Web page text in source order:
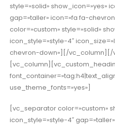
style=»solid» show_icon=»yes»
gap=»taller» icon=»fa fa-
color=»custom» style=»solid»
icon_style=»style-4″
chevron-down»][/
use_theme_fonts=»yes»]
[vc_separator color=»custom»
icon_style=»style-4″